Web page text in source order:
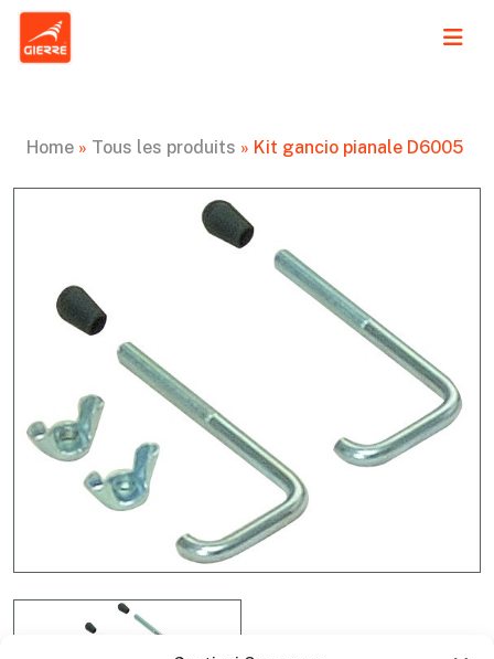
Home » Tous les produits » Kit gancio pianale D6005